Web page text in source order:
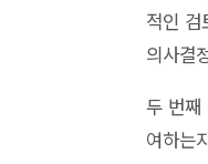
적인 검
의사결
두 번째
여하는